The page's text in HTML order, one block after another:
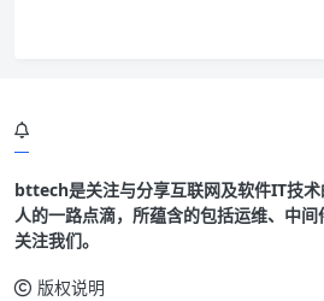
bttech是关注与分享互联网及软件IT技
人的一路点滴，所蕴含的包括运维、中
关注我们。
版权说明